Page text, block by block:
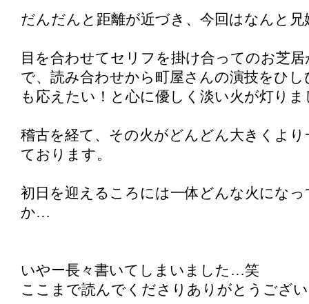
だんだんと距離が近づき、今回はなんと兄
目を合わせてセリフを掛け合ってのお芝
で、読み合わせから町屋さんの演技をひ
も応えたい！と心に優しく淡い火が灯りま
稽古を経て、その火がどんどん大きくよ
ております。
初日を迎えるころには一体どんな火にな
か…
いやー長々書いてしまいました…笑
ここまで読んでくださりありがとうござ